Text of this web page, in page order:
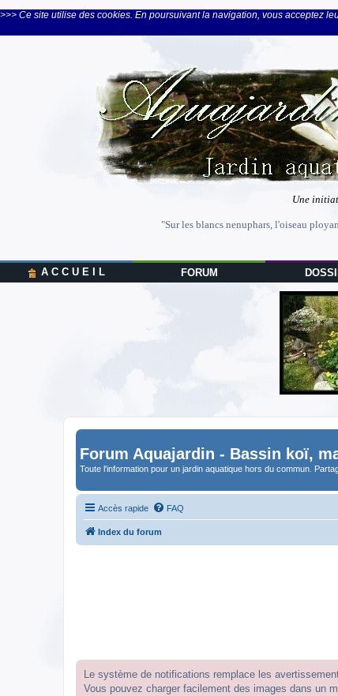
>>> Ce site utilise des cookies. En poursuivant la navigation, vous acceptez
Une
"Sur les blancs nenuphars, l'oiseau
A C C U E I L FORUM
Forum Aquajardin - Bassin koï,
Toute l'information pour un jardin aquatique hors du commun.
Accès rapide FAQ
Index du forum
Le système de notifications remplace les
Vous pouvez charger facilement des images dans un